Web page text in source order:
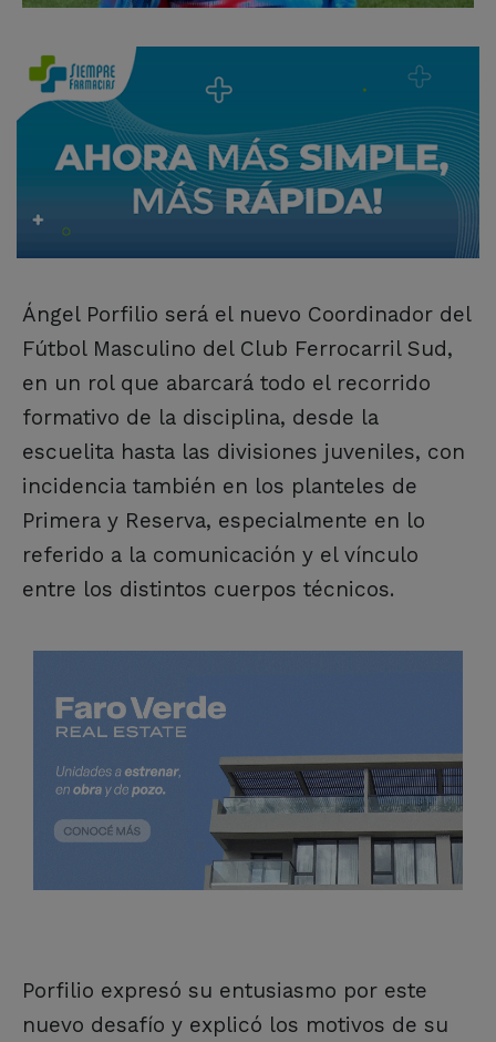
Ángel Porfilio será el nuevo Coordinador del
Fútbol Masculino del Club Ferrocarril Sud,
en un rol que abarcará todo el recorrido
formativo de la disciplina, desde la
escuelita hasta las divisiones juveniles, con
incidencia también en los planteles de
Primera y Reserva, especialmente en lo
referido a la comunicación y el vínculo
entre los distintos cuerpos técnicos.
Porfilio expresó su entusiasmo por este
nuevo desafío y explicó los motivos de su